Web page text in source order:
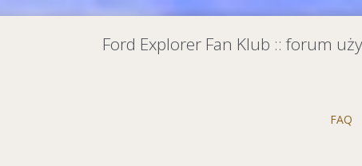
Ford Explorer Fan Klub :: forum
FAQ